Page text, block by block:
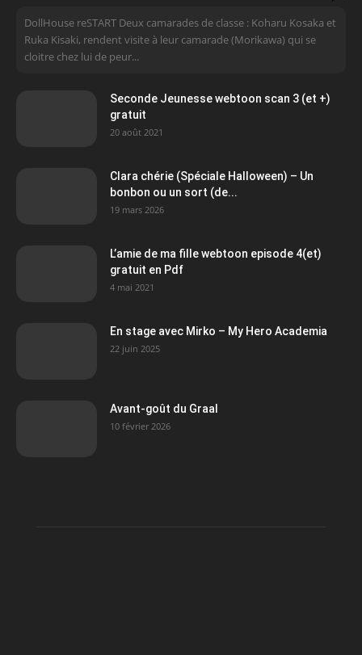
DollHouse reSTART Deux camarades de classe : Koharu Kosaka et
Ruka Kisaki, rendent visite à leur camarade (Morikawa) qui se
cloitre chez lui de peur...
Seconde Jeunesse webtoon scan 3 (et +)
gratuit
20 août 2021
Clara chérie (Spéciale Halloween) – Un
bonbon ou un sort (de...
19 mars 2026
L’amie de ma fille webtoon episode 4(et)
gratuit en Pdf
4 mai 2021
En stage avec Mirko – My Hero Academia
22 juin 2025
Avant-goût du Graal
10 février 2026